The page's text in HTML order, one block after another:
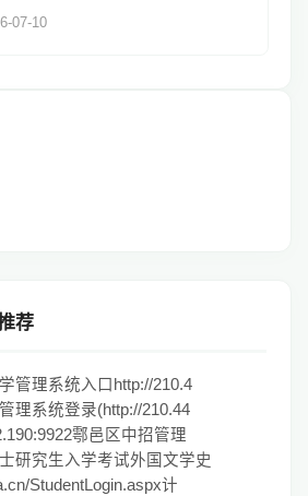
07-10
荐
管理系统入口http://210.4
理系统登录(http://210.44
鄠邑区中招管理
研究生入学考试外国文学史
StudentLogin.aspx计